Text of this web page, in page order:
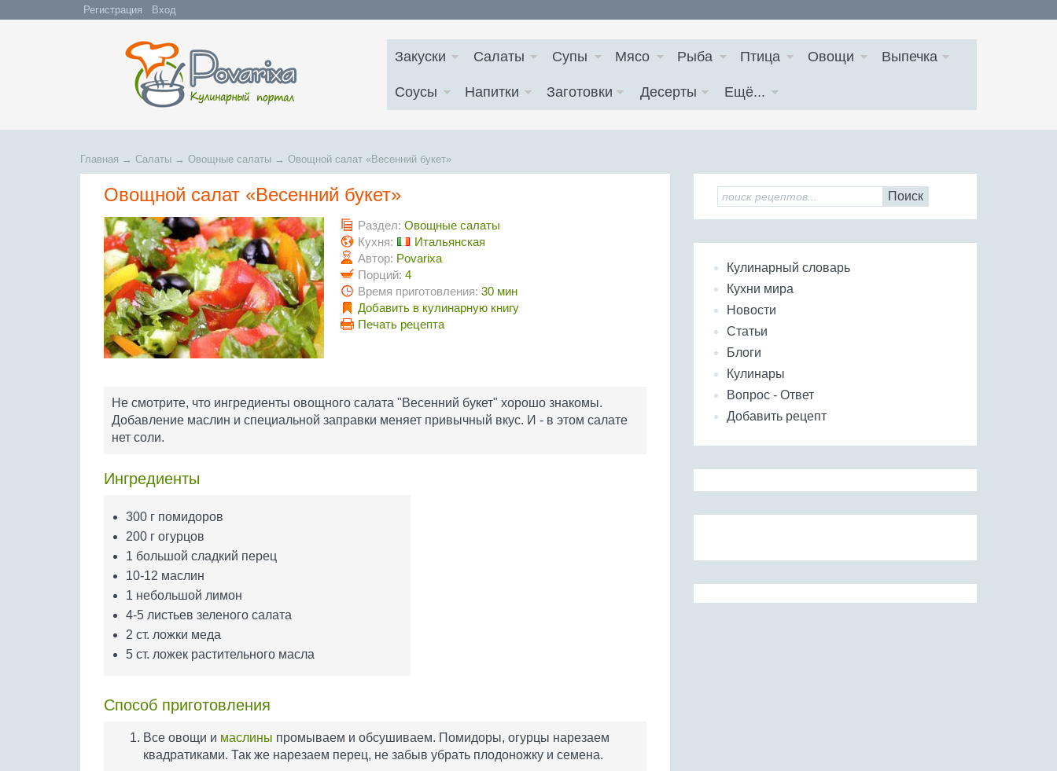
Регистрация Вход
Закуски Салаты Супы Мясо Рыба Птица Овощи Выпечка
Соусы Напитки Заготовки Десерты Ещё...
Главная → Салаты → Овощные салаты → Овощной салат «Весенний букет»
Овощной салат «Весенний букет»
Раздел: Овощные салаты
Кухня:
Итальянская
Автор: Povarixa
Порций: 4
Время приготовления: 30 мин
Добавить в кулинарную книгу
Печать рецепта
Не смотрите, что ингредиенты овощного салата "Весенний букет" хорошо знакомы.
Добавление маслин и специальной заправки меняет привычный вкус. И - в этом салате
нет соли.
Ингредиенты
300 г помидоров
200 г огурцов
1 большой сладкий перец
10-12 маслин
1 небольшой лимон
4-5 листьев зеленого салата
2 ст. ложки меда
5 ст. ложек растительного масла
Способ приготовления
Все овощи и маслины промываем и обсушиваем. Помидоры, огурцы нарезаем
квадратиками. Так же нарезаем перец, не забыв убрать плодоножку и семена.
Поиск
Кулинарный словарь
Кухни мира
Новости
Статьи
Блоги
Кулинары
Вопрос - Ответ
Добавить рецепт